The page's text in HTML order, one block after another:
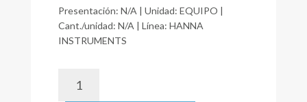
Presentación: N/A | Unidad: EQUIPO |
Cant./unidad: N/A | Línea: HANNA
INSTRUMENTS
01201